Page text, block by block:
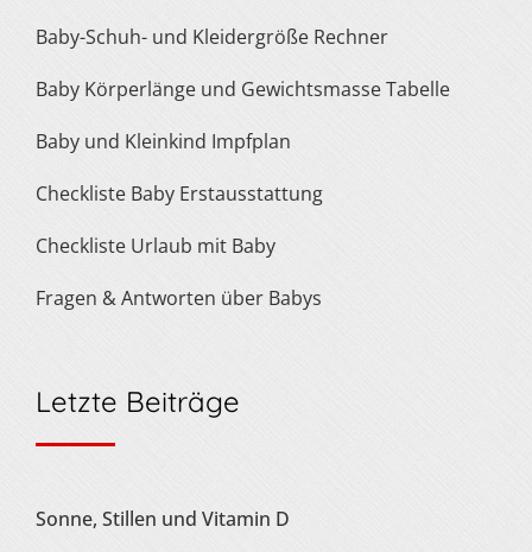
Baby-Schuh- und Kleidergröße Rechner
Baby Körperlänge und Gewichtsmasse Tabelle
Baby und Kleinkind Impfplan
Checkliste Baby Erstausstattung
Checkliste Urlaub mit Baby
Fragen & Antworten über Babys
Letzte Beiträge
Sonne, Stillen und Vitamin D